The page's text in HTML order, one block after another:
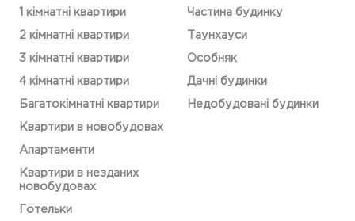
1 кімнатні квартири
2 кімнатні квартири
3 кімнатні квартири
4 кімнатні квартири
Багатокімнатні квартири
Квартири в новобудовах
Апартаменти
Квартири в незданих
новобудовах
Готельки
Частина будинку
Таунхауси
Особняк
Дачні будинки
Недобудовані будинки